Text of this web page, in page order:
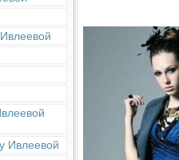
Ивлеевой